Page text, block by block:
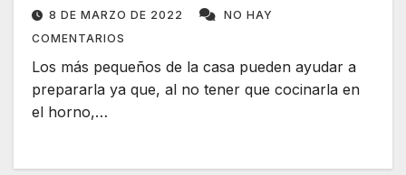
8 DE MARZO DE 2022
NO HAY
COMENTARIOS
Los más pequeños de la casa pueden ayudar a
prepararla ya que, al no tener que cocinarla en
el horno,…